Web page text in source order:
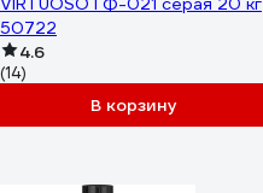
50722
4.6
(14)
В корзину